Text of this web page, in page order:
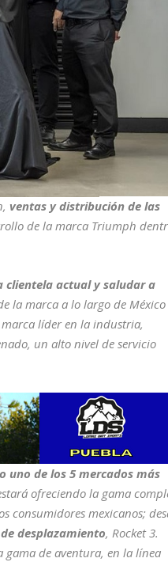
ventas y distribución de las
de la marca Triumph
clientela actual y saludar a
la marca a lo largo de México
líder en la industria,
un alto nivel de servicio
uno de los 5 mercados más
ofreciendo la gama
consumidores mexicanos;
desplazamiento, Rocket 3.
de aventura, en la línea